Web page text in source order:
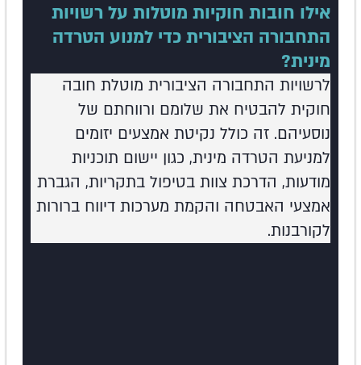
אילו חובות חוקיות מוטלות על רשויות
התחבורה הציבורית כדי למנוע הטרדה
מינית?
לרשויות התחבורה הציבורית מוטלת חובה
חוקית להבטיח את שלומם ורווחתם של
נוסעיהם. זה כולל נקיטת אמצעים יזומים
למניעת הטרדה מינית, כגון יישום תוכניות
מודעות, הדרכת צוות בטיפול בתקריות, הגברת
אמצעי האבטחה והקמת מערכות דיווח ברורות
לקורבנות.